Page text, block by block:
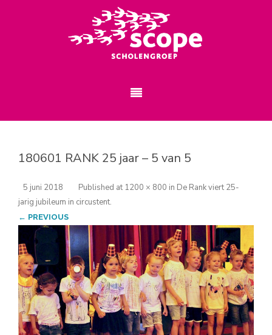
180601 RANK 25 jaar – 5 van 5
Published
5 juni 2018 at 1200 × 800 in De Rank viert 25-
jarig jubileum in circustent.
← PREVIOUS